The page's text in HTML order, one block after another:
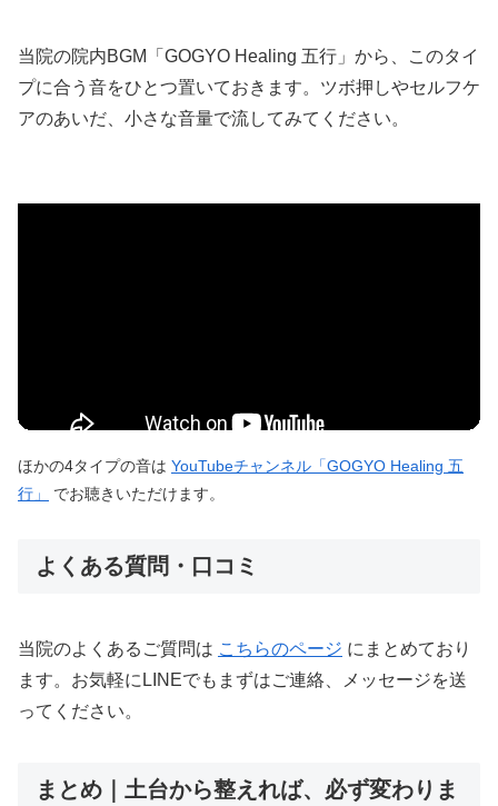
当院の院内BGM「GOGYO Healing 五行」から、このタイ
プに合う音をひとつ置いておきます。ツボ押しやセルフケ
アのあいだ、小さな音量で流してみてください。
ほかの4タイプの音は YouTubeチャンネル「GOGYO Healing 五
行」
でお聴きいただけます。
よくある質問・口コミ
当院のよくあるご質問は こちらのページ にまとめており
ます。お気軽にLINEでもまずはご連絡、メッセージを送
ってください。
まとめ｜土台から整えれば、必ず変わりま